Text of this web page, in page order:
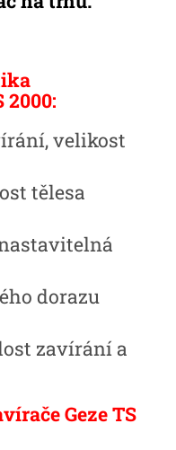
2000:
velikost
tělesa
dorazu
zavírání a
Geze TS